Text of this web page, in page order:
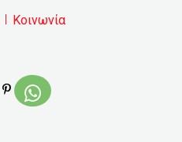
Κοινωνία